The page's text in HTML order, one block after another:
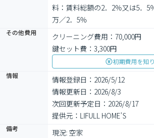
料：賃料総額の2．2％又は5．
万／2．5％
その他費用
クリーニング費用：70,000円
鍵セット費：3,300円
初期費用を知
情報
情報登録日：2026/5/12
情報更新日：2026/8/3
次回更新予定日：2026/8/17
提供元：LIFULL HOME'S
備考
現況: 空家